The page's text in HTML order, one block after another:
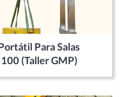
Para Salas
100 (taller GMP)